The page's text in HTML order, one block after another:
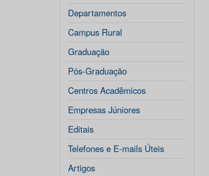
Departamentos
Campus Rural
Graduação
Pós-Graduação
Centros Acadêmicos
Empresas Júniores
Editais
Telefones e E-mails Úteis
Artigos